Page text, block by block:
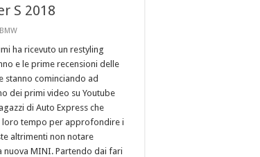
S 2018
ha ricevuto un restyling
e le prime recensioni delle
stanno cominciando ad
dei primi video su Youtube
di Auto Express che
loro tempo per approfondire i
altrimenti non notare
nuova MINI. Partendo dai fari